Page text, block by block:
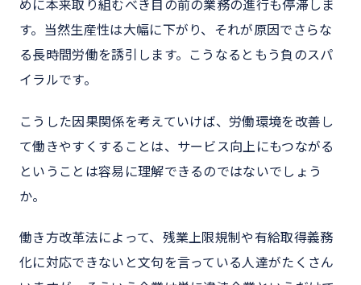
めに本来取り組むべき目の前の業務の進行も停滞しま
す。当然生産性は大幅に下がり、それが原因でさらな
る長時間労働を誘引します。こうなるともう負のスパ
イラルです。
こうした因果関係を考えていけば、労働環境を改善し
て働きやすくすることは、サービス向上にもつながる
ということは容易に理解できるのではないでしょう
か。
働き方改革法によって、残業上限規制や有給取得義務
化に対応できないと文句を言っている人達がたくさん